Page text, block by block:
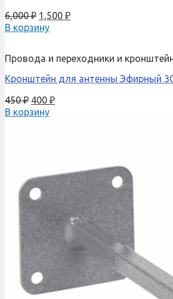
6,000₽ 1,500 ₽
В корзину
Провода и переходники и
Кронштейн для антенны Эфирный
450₽ 400 ₽
В корзину